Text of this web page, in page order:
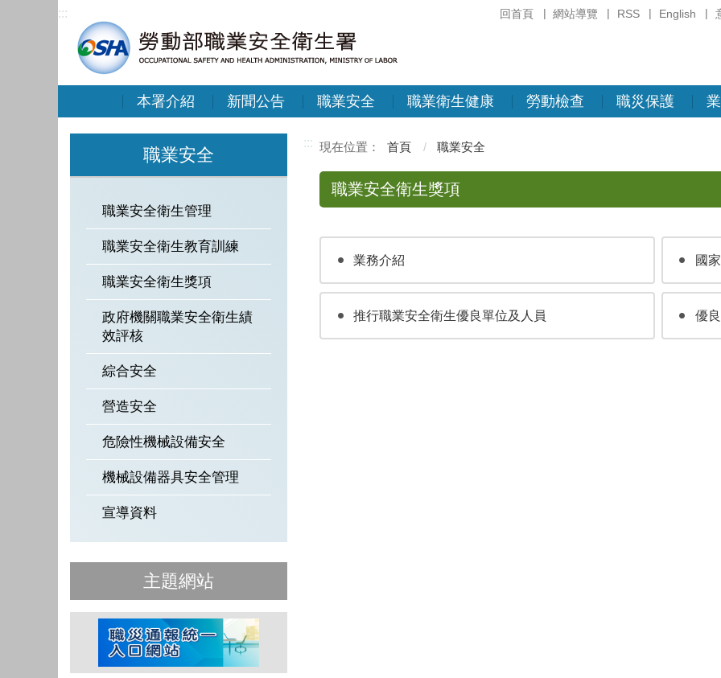
回首頁 網站導覽 RSS English
:::
本署介紹 新聞公告 職業安全 職業衛生健康 勞動檢查 職災保護
職業安全
職業安全衛生管理
職業安全衛生教育訓練
職業安全衛生獎項
政府機關職業安全衛生績
效評核
綜合安全
營造安全
危險性機械設備安全
機械設備器具安全管理
宣導資料
主題網站
::: 首頁 職業安全
職業安全衛生獎項
業務介紹 國
推行職業安全衛生優良單位及人員 優